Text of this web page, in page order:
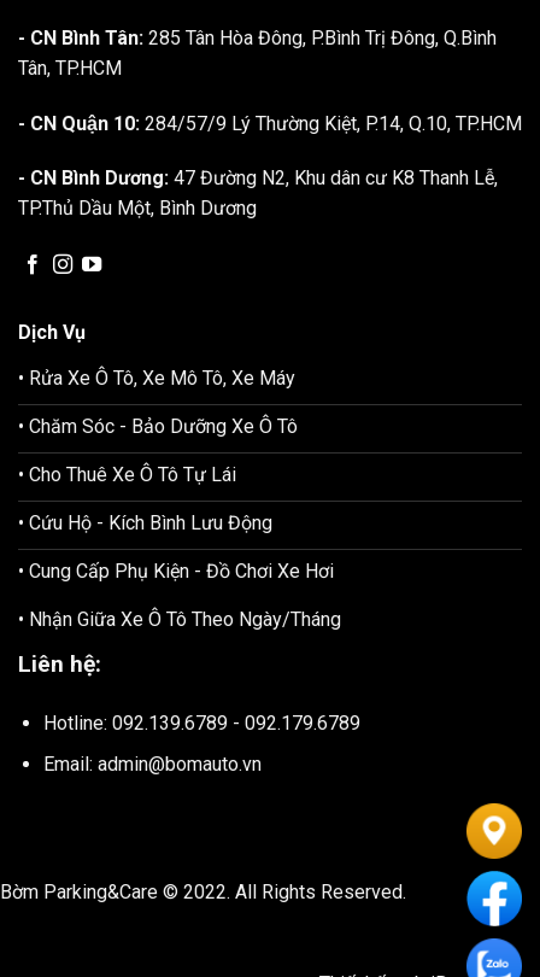
- CN Bình Tân: 285 Tân Hòa Đông, P.Bình Trị Đông, Q.Bình
Tân, TP.HCM
- CN Quận 10: 284/57/9 Lý Thường Kiệt, P.14, Q.10, TP.HCM
- CN Bình Dương: 47 Đường N2, Khu dân cư K8 Thanh Lễ,
TP.Thủ Dầu Một, Bình Dương
Dịch Vụ
• Rửa Xe Ô Tô, Xe Mô Tô, Xe Máy
• Chăm Sóc - Bảo Dưỡng Xe Ô Tô
• Cho Thuê Xe Ô Tô Tự Lái
• Cứu Hộ - Kích Bình Lưu Động
• Cung Cấp Phụ Kiện - Đồ Chơi Xe Hơi
• Nhận Giữa Xe Ô Tô Theo Ngày/Tháng
Liên hệ:
Hotline: 092.139.6789 - 092.179.6789
Email: admin@bomauto.vn
Bờm Parking&Care © 2022. All Rights Reserved.